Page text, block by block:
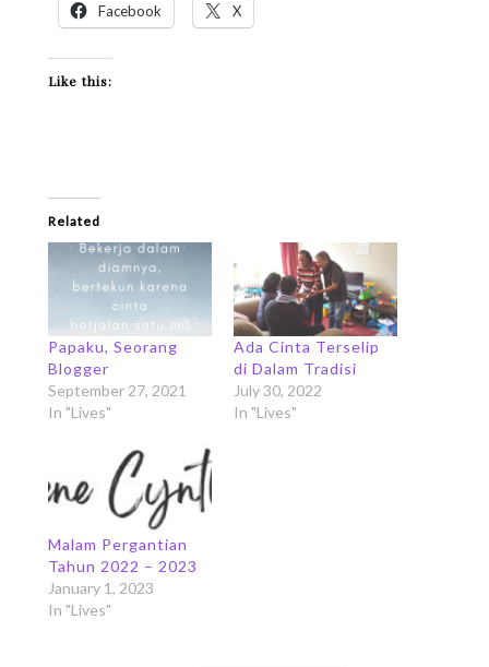
Facebook X
Like this:
Related
Papaku, Seorang
Blogger
September 27, 2021
In "Lives"
Ada Cinta Terselip
di Dalam Tradisi
July 30, 2022
In "Lives"
Malam Pergantian
Tahun 2022 – 2023
January 1, 2023
In "Lives"